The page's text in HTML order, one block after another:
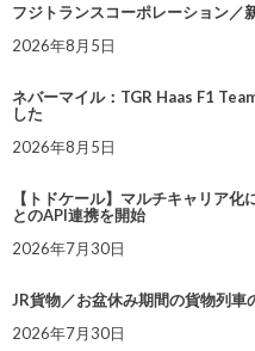
フジトランスコーポレーション／
2026年8月5日
ネバーマイル：TGR Haas F1
した
2026年8月5日
【トドケール】マルチキャリア
とのAPI連携を開始
2026年7月30日
JR貨物／お盆休み期間の貨物列車
2026年7月30日